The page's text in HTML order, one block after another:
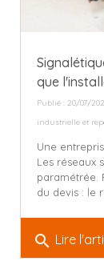
que
Publié : 20/07/
industrielle et
Une
Les réseaux
paramétrée.
du devis : le
search Lire